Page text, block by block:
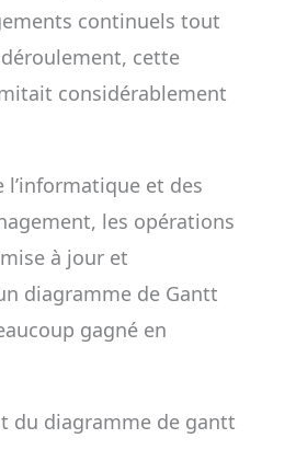
continuels tout
cette
considérablement
l’informatique et des
les opérations
à jour et
diagramme de Gantt
gagné en
du diagramme de gantt